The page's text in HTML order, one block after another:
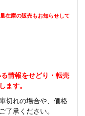
在庫の販売もお知らせして
情報をせどり・転売
ます。
切れの場合や、価格
了承ください。